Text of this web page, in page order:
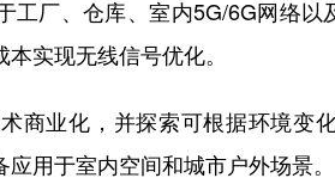
工厂、仓库、室内5G/6G网络
实现无线信号优化。
业化，并探索可根据环境变
用于室内空间和城市户外场景。